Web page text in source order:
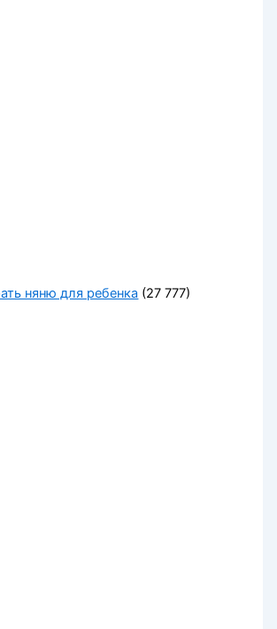
няню для ребенка (27 777)